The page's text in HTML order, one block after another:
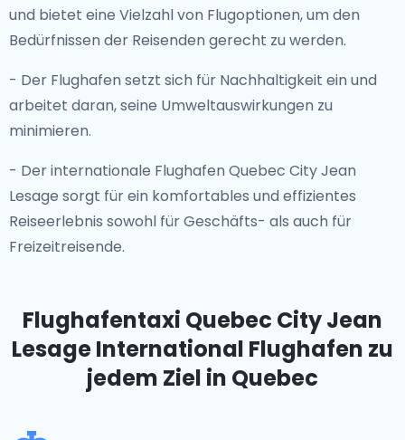
und bietet eine Vielzahl von Flugoptionen, um den
Bedürfnissen der Reisenden gerecht zu werden.
- Der Flughafen setzt sich für Nachhaltigkeit ein und
arbeitet daran, seine Umweltauswirkungen zu
minimieren.
- Der internationale Flughafen Quebec City Jean
Lesage sorgt für ein komfortables und effizientes
Reiseerlebnis sowohl für Geschäfts- als auch für
Freizeitreisende.
Flughafentaxi Quebec City Jean
Lesage International Flughafen zu
jedem Ziel in Quebec